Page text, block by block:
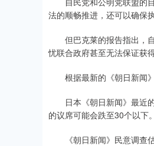
法的顺畅推进，还可以确保
但巴克莱的报告指出，自
忧联合政府甚至无法保证获
根据最新的《朝日新闻》
日本《朝日新闻》最近的
的议席可能会跌至30个以下。
《朝日新闻》民意调查估